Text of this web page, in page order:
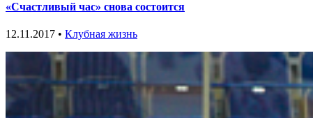
«Счастливый час» снова состоится
12.11.2017 • Клубная жизнь